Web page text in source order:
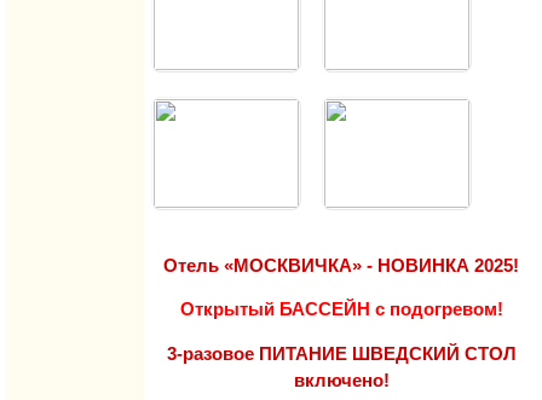
Отель «МОСКВИЧКА» - НОВИНКА 2025!
Открытый БАССЕЙН с подогревом!
3-разовое ПИТАНИЕ ШВЕДСКИЙ СТОЛ
включено!